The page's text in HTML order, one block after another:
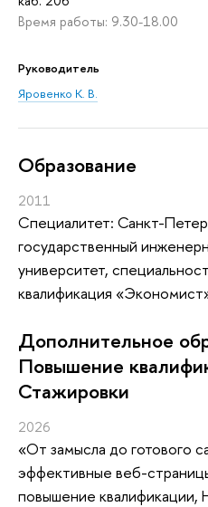
Время работы: 9.30-18.00
Руководитель
Яровенко К. В.
Oбразование
2011
Специалитет: Санкт-
государственный
университет,
квалификация
Дополнительное
Повышение
Стажировки
2026
«От замысла до готового
эффективные веб-
повышение квалификации,